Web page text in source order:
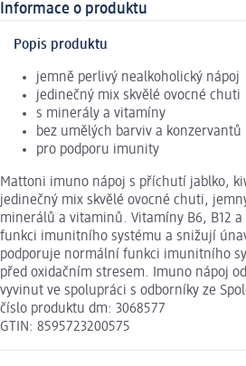
Informace o produktu
Popis produktu
jemně perlivý nealkoholický nápoj
jedinečný mix skvělé ovocné chuti
s minerály a vitamíny
bez umělých barviv a konzervantů
pro podporu imunity
Mattoni imuno nápoj s příchutí jablko,
jedinečný mix skvělé ovocné chuti,
minerálů a vitaminů. Vitamíny B6, B12
funkci imunitního systému a snižují
podporuje normální funkci imunitního
před oxidačním stresem. Imuno nápoj
vyvinut ve spolupráci s odborníky ze
číslo produktu dm: 3068577
GTIN: 8595723200575